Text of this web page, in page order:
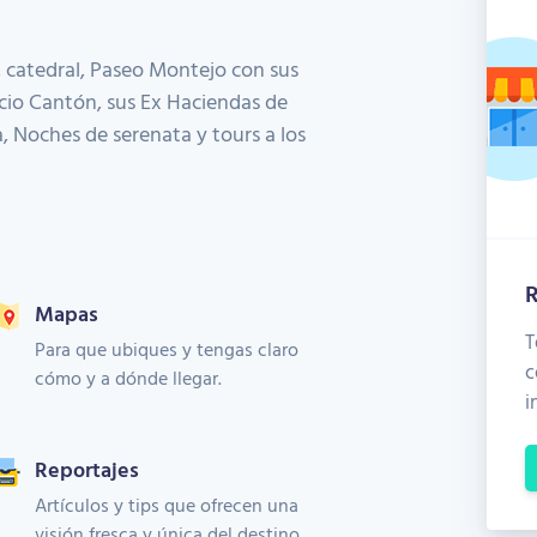
Paseo Montejo con sus
Cantón, sus Ex Haciendas de
Noches de serenata y tours a los
Mapas
Para que ubiques y tengas claro
cómo y a dónde llegar.
Reportajes
Artículos y tips que ofrecen una